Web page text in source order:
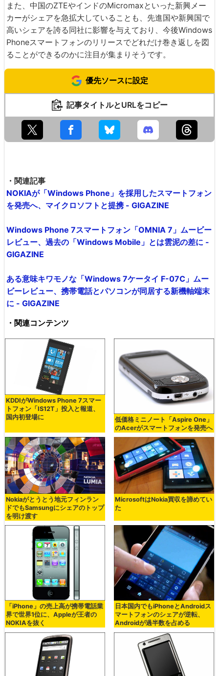
また、中国のZTEやインドのMicromaxといった新興メー
カーがシェアを急拡大していることも、先進国や新興国で
高いシェアを誇る同社に影響を与えており、今後Windows
Phoneスマートフォンのリリースでどれだけ巻き返しを図
ることができるのかに注目が集まりそうです。
優先ソースに設定
記事タイトルとURLをコピー
・関連記事
NOKIAが「Windows Phone」を採用したスマートフォン
を発売へ、マイクロソフトと提携 - GIGAZINE
Windows Phone 7スマートフォン「OMNIA 7」ムービー
レビュー、過去の「Windows Mobile」とは雲泥の差に -
GIGAZINE
ある意味キワモノな「Windows 7ケータイ F-07C」ムー
ビーレビュー、携帯電話とパソコンが同居する新機軸端末
に - GIGAZINE
・関連コンテンツ
KDDIがWindows Phone 7スマー
トフォン「IS12T」投入と報道、
国内初登場に
低価格ミニノート「Aspire One」
のAcerがスマートフォンを発売へ
Nokiaがとうとう地元フィンラン
ドでもSamsungにシェアのトップ
を明け渡す
MicrosoftはNokia買収を諦めてい
た
「iPhone」の売上高が携帯電話業
界で世界1位に、Appleが王者の
NOKIAを抜く
日本国内でもiPhoneとAndroidス
マートフォンのシェアが逆転、
Androidが過半数を占める